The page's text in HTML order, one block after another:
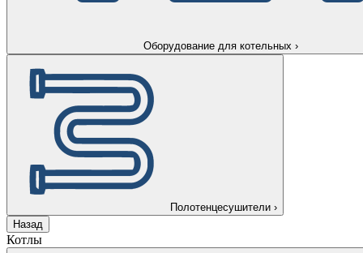
Оборудование для котельных ›
Полотенцесушители ›
Назад
Котлы